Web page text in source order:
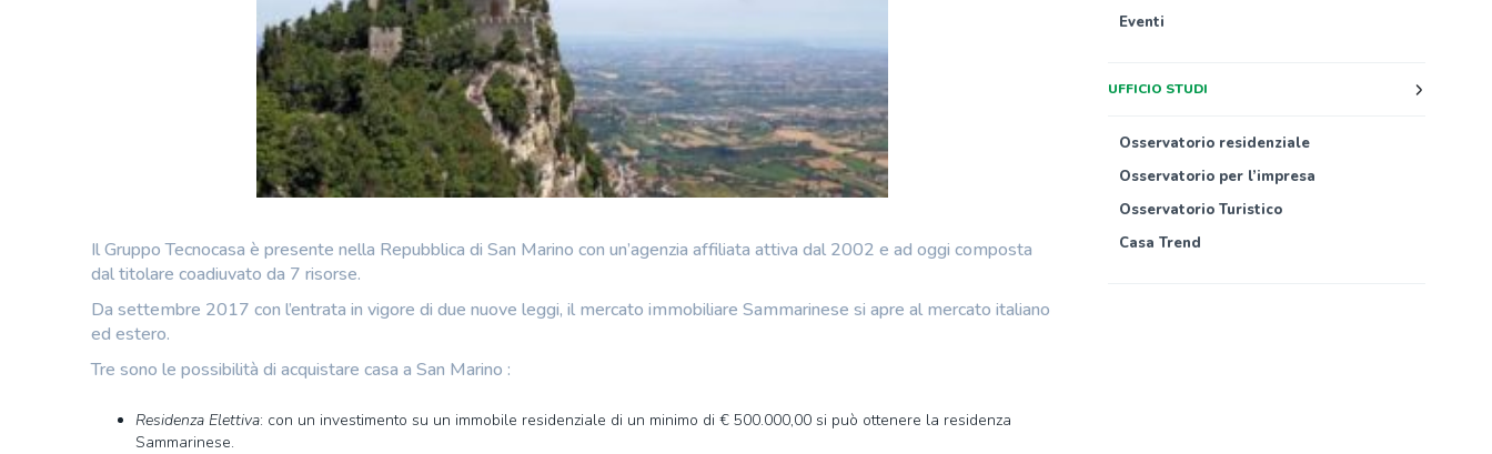
Il Gruppo Tecnocasa è presente nella Repubblica di San Marino con un’agenzia affiliata attiva dal 2002 e ad oggi composta
dal titolare coadiuvato da 7 risorse.
Da settembre 2017 con l’entrata in vigore di due nuove leggi, il mercato immobiliare Sammarinese si apre al mercato italiano
ed estero.
Tre sono le possibilità di acquistare casa a San Marino :
Residenza Elettiva: con un investimento su un immobile residenziale di un minimo di € 500.000,00 si può ottenere la residenza
Sammarinese.
Eventi
UFFICIO STUDI
Osservatorio residenziale
Osservatorio per l’impresa
Osservatorio Turistico
Casa Trend